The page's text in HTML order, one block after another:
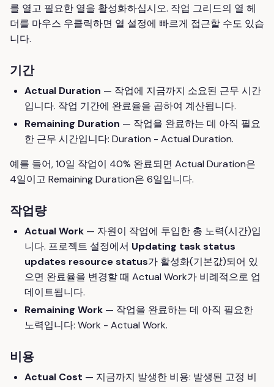
를 열고 필요한 열을 활성화하십시오. 작업 그리드의 열 헤
더를 마우스 우클릭하면 열 설정에 빠르게 접근할 수도 있습
니다.
기간
Actual Duration — 작업에 지금까지 소요된 근무 시간
입니다. 작업 기간에 완료율을 곱하여 계산됩니다.
Remaining Duration — 작업을 완료하는 데 아직 필요
한 근무 시간입니다: Duration - Actual Duration.
예를 들어, 10일 작업이 40% 완료되면 Actual Duration은
4일이고 Remaining Duration은 6일입니다.
작업량
Actual Work — 자원이 작업에 투입한 총 노력(시간)입
니다. 프로젝트 설정에서 Updating task status
updates resource status가 활성화(기본값)되어 있
으면 완료율을 변경할 때 Actual Work가 비례적으로 업
데이트됩니다.
Remaining Work — 작업을 완료하는 데 아직 필요한
노력입니다: Work - Actual Work.
비용
Actual Cost — 지금까지 발생한 비용: 발생된 고정 비